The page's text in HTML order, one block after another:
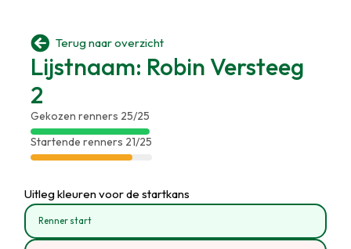
 Terug naar overzicht
Lijstnaam: Robin Versteeg
2
Gekozen renners 25/25
Startende renners 21/25
Uitleg kleuren voor de startkans
Renner start